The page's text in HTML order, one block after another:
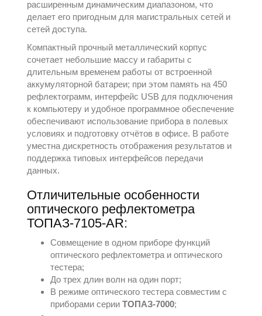
расширенным динамическим диапазоном, что
делает его пригодным для магистральных сетей и
сетей доступа.
Компактный прочный металлический корпус
сочетает небольшие массу и габариты с
длительным временем работы от встроенной
аккумуляторной батареи; при этом память на 450
рефлектограмм, интерфейс USB для подключения
к компьютеру и удобное программное обеспечение
обеспечивают использование прибора в полевых
условиях и подготовку отчётов в офисе. В работе
уместна дискретность отображения результатов и
поддержка типовых интерфейсов передачи
данных.
Отличительные особенности
оптического рефлектометра
ТОПАЗ-7105-AR:
Совмещение в одном приборе функций
оптического рефлектометра и оптического
тестера;
До трех длин волн на один порт;
В режиме оптического тестера совместим с
приборами серииТОПАЗ-7000;